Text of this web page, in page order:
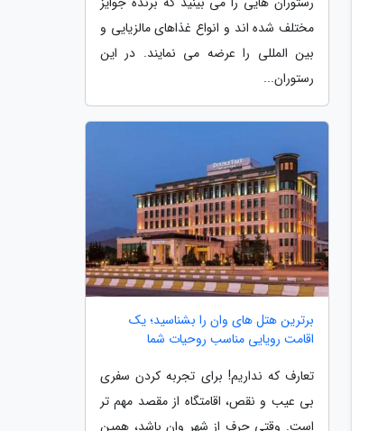
مختلف شده اند و انواع غذاهای مالزیایی و
بین المللی را عرضه می نمایند. در این
رستوران...
برترین هتل های وان را بشناسید؛ یک
اقامت رویایی مناسب روحیات شما
تعارف که نداریم! برای تجربه کردن سفری
بی عیب و نقص، اقامتگاه از مقصد مهم تر
است. وقتی حرف از شهر وان باشد، همین